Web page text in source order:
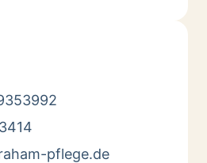
pflege.de